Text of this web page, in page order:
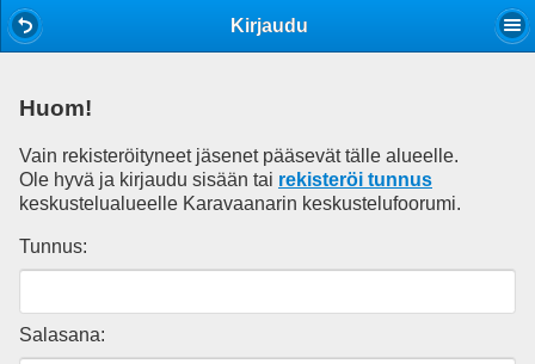
Kirjaudu
Huom!
Vain rekisteröityneet jäsenet pääsevät tälle alueelle.
Ole hyvä ja kirjaudu sisään tai rekisteröi tunnus
keskustelualueelle Karavaanarin keskustelufoorumi.
Tunnus:
Salasana: